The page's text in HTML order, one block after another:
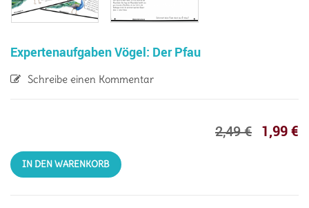
Expertenaufgaben Vögel: Der Pfau
Schreibe einen Kommentar
2,49€ 1,99€
IN DEN WARENKORB